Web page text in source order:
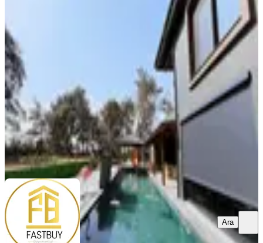
İzmir Buca Karacaağaç 5 Dönüm
Arsa Özel Yapım 6+1 Müstakil Villa
Buca, Karacaağaç Mahallesi
25.03.2026
99.000.000 ₺
FAST BUY GAYRİMENKULFaik ÖZKAYA
Ara
Ara